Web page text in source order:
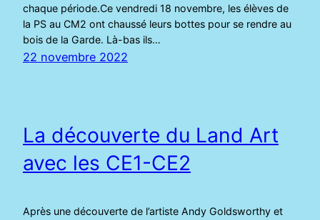
chaque période.Ce vendredi 18 novembre, les élèves de
la PS au CM2 ont chaussé leurs bottes pour se rendre au
bois de la Garde. Là-bas ils…
22 novembre 2022
La découverte du Land Art
avec les CE1-CE2
Après une découverte de l’artiste Andy Goldsworthy et